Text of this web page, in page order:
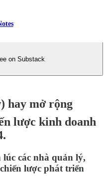
on Substack
hay mở rộng
lược kinh doanh
các nhà quản lý,
lược phát triển